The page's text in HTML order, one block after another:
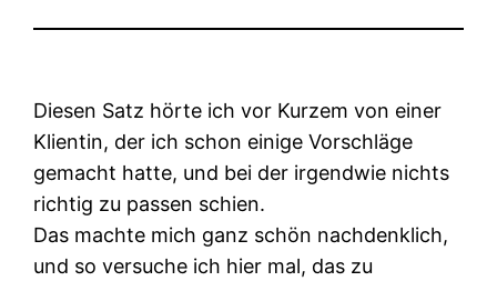
Diesen Satz hörte ich vor Kurzem von einer
Klientin, der ich schon einige Vorschläge
gemacht hatte, und bei der irgendwie nichts
richtig zu passen schien.
Das machte mich ganz schön nachdenklich,
und so versuche ich hier mal, das zu